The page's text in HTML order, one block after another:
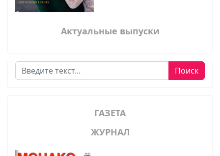
Актуальные выпуски
Поиск Поиск
ГАЗЕТА
ЖУРНАЛ